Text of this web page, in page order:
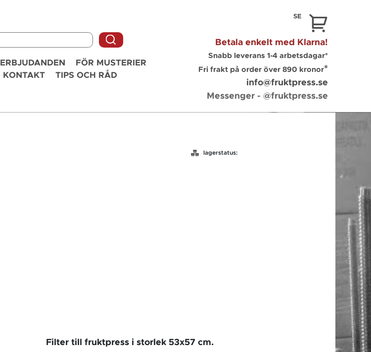
ERBJUDANDEN
FÖR MUSTERIER
KONTAKT TIPS OCH RÅD
SE
Betala enkelt med Klarna!
Snabb leverans 1-4 arbetsdagar*
Fri frakt på order över 890 kronor*
info@fruktpress.se
Messenger - @fruktpress.se
lagerstatus:
Filter till fruktpress i storlek 53x57 cm.